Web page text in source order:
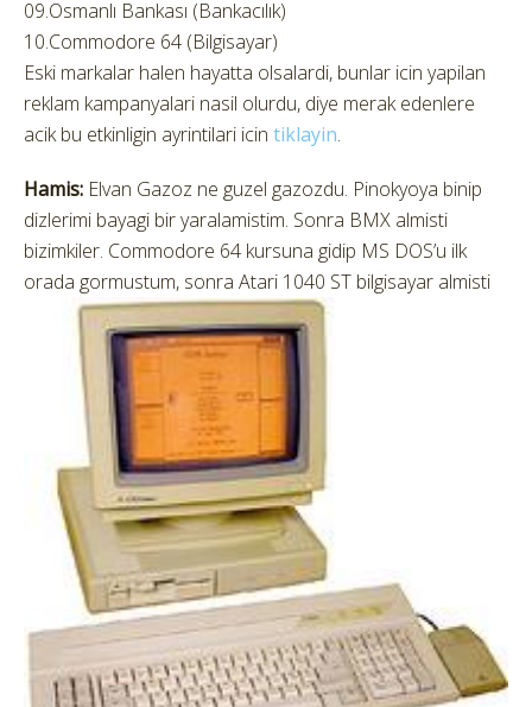
09.Osmanlı Bankası (Bankacılık)
10.Commodore 64 (Bilgisayar)
Eski markalar halen hayatta olsalardi, bunlar icin yapilan
reklam kampanyalari nasil olurdu, diye merak edenlere
acik bu etkinligin ayrintilari icin tiklayin.
Hamis: Elvan Gazoz ne guzel gazozdu. Pinokyoya binip
dizlerimi bayagi bir yaralamistim. Sonra BMX almisti
bizimkiler. Commodore 64 kursuna gidip MS DOS’u ilk
orada gormustum, sonra Atari 1040 ST bilgisayar almisti